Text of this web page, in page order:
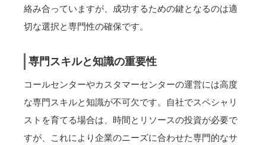
絡み合っていますが、成功するための鍵となるのは適
切な選択と専門性の確保です。
専門スキルと知識の重要性
コールセンターやカスタマーセンターの運営には高度
な専門スキルと知識が不可欠です。自社でスペシャリ
ストを育てる場合は、時間とリソースの投資が必要で
すが、これにより企業のニーズに合わせた専門的なサ